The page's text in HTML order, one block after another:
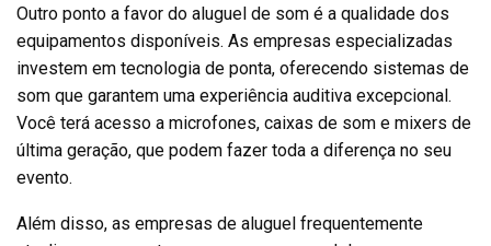
Outro ponto a favor do aluguel de som é a qualidade dos
equipamentos disponíveis. As empresas especializadas
investem em tecnologia de ponta, oferecendo sistemas de
som que garantem uma experiência auditiva excepcional.
Você terá acesso a microfones, caixas de som e mixers de
última geração, que podem fazer toda a diferença no seu
evento.
Além disso, as empresas de aluguel frequentemente